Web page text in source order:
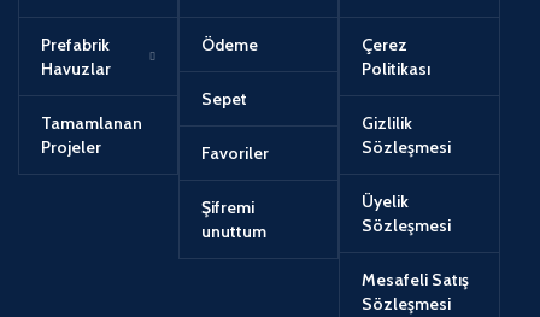
Prefabrik
Havuzlar
Tamamlanan
Projeler
Ödeme
Sepet
Favoriler
Şifremi
unuttum
Çerez
Politikası
Gizlilik
Sözleşmesi
Üyelik
Sözleşmesi
Mesafeli Satış
Sözleşmesi